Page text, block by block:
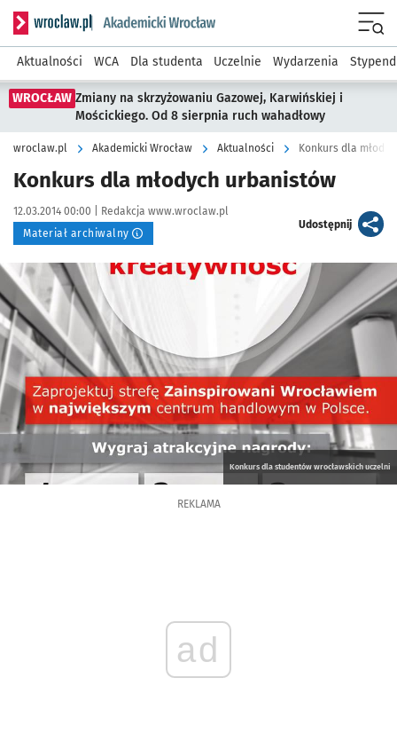
Serwis informacyjny wroclaw.pl podserwis: Akademicki
Aktualności WCA Dla studenta Uczelnie Wydarzenia
WROCŁAW Zmiany na skrzyżowaniu Gazowej, Karwińskiej i
Mościckiego. Od 8 sierpnia ruch wahadłowy
wroclaw.pl Akademicki Wrocław Aktualności Konkurs dla
Konkurs dla młodych urbanistów
Data publikacji:
12.03.2014 00:00 | Autor:
Redakcja www.wroclaw.pl
Materiał archiwalny
Udostępnijartykuł
Kliknij, aby powiększyć
Konkurs dla studentów wrocławskich uczelni
REKLAMA
ad